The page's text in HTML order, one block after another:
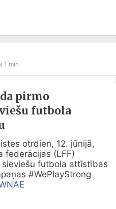
1 min
pirmo
futbola
otrdien, 12. jūnijā,
federācijas (LFF)
futbola attīstības
#WePlayStrong